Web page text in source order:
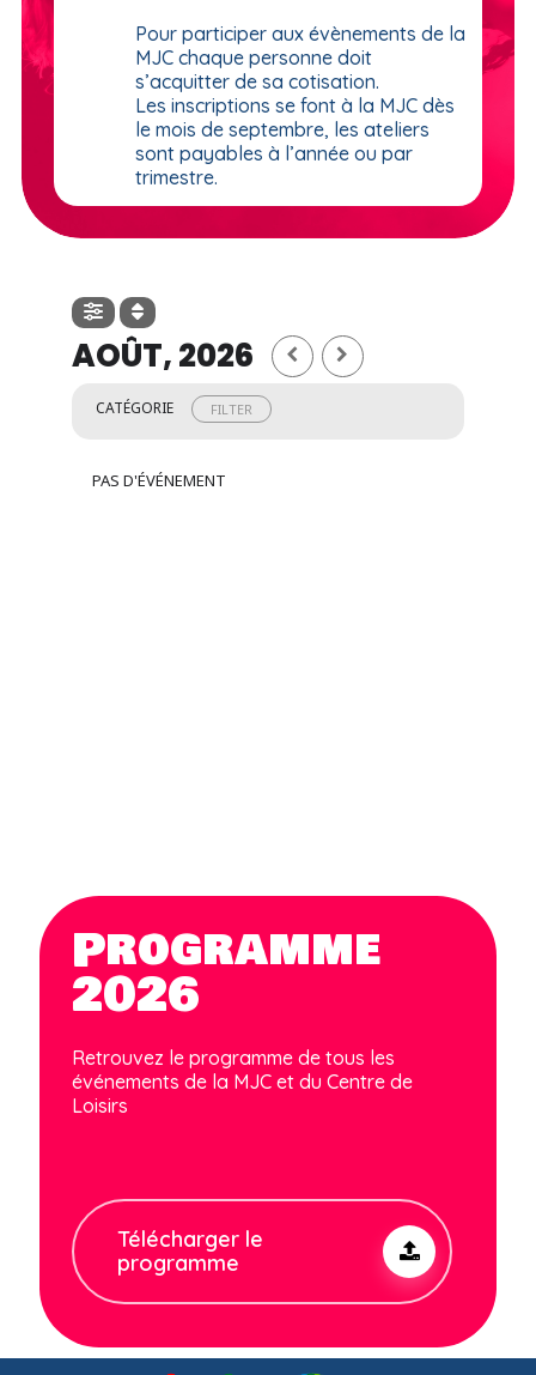
Pour participer aux évènements de la
MJC chaque personne doit
s’acquitter de sa cotisation.
Les inscriptions se font à la MJC dès
le mois de septembre, les ateliers
sont payables à l’année ou par
trimestre.
AOÛT, 2026
CATÉGORIE FILTER
PAS D'ÉVÉNEMENT
Programme
2026
Retrouvez le programme de tous les
événements de la MJC et du Centre de
Loisirs
Télécharger le
programme